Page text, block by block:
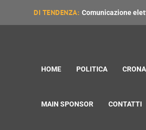
DI TENDENZA: Comunicazione
HOME POLITICA
MAIN SPONSOR CONTATTI